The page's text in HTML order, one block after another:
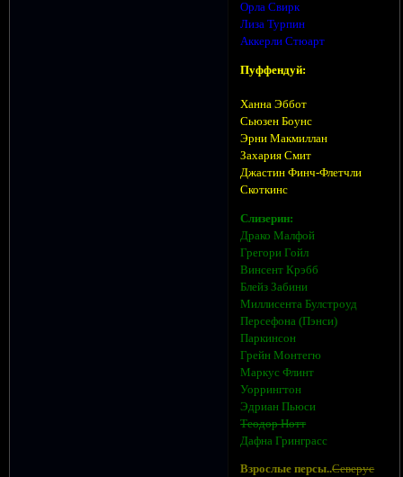
Орла Свирк
Лиза Турпин
Аккерли Стюарт
Пуффендуй:
Ханна Эббот
Сьюзен Боунс
Эрни Макмиллан
Захария Смит
Джастин Финч-Флетчли
Скоткинс
Слизерин:
Драко Малфой
Грегори Гойл
Винсент Крэбб
Блейз Забини
Миллисента Булстроуд
Персефона (Пэнси)
Паркинсон
Грейн Монтегю
Маркус Флинт
Уоррингтон
Эдриан Пьюси
Теодор Нотт
Дафна Гринграсс
Взрослые персы..Северус